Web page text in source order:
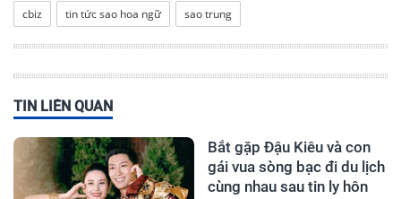
cbiz
tin tức sao hoa ngữ sao trung
TIN LIÊN QUAN
Bắt gặp Đậu Kiêu và con
gái vua sòng bạc đi du lịch
cùng nhau sau tin ly hôn